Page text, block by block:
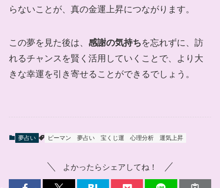
らないことが、真の金運上昇につながります。
この夢を見た後は、 感謝の気持ちを忘れずに、訪
れるチャンスを賢く活用していくことで、より大
きな幸運を引き寄せることができるでしょう。
夢占い ピーマン 夢占い 宝くじ運 心理分析 運気上昇
よかったらシェアしてね！